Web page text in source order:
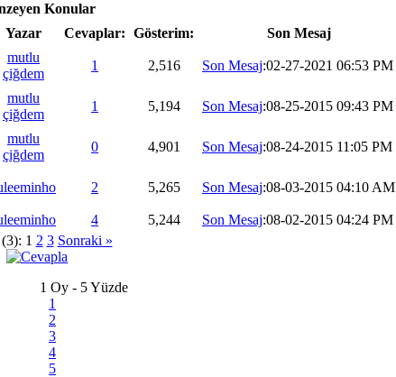
Konular
Yazar Cevaplar: Gösterim:
Son Mesaj
mutlu
çiğdem
1 2,516 Son Mesaj:02-27-2021 06:53 PM
mutlu
çiğdem
1 5,194 Son Mesaj:08-25-2015 09:43 PM
mutlu
çiğdem
0 4,901 Son Mesaj:08-24-2015 11:05 PM
2 5,265 Son Mesaj:08-03-2015 04:10 AM
4 5,244 Son Mesaj:08-02-2015 04:24 PM
1 2 3 Sonraki »
1 Oy - 5 Yüzde
1
2
3
4
5